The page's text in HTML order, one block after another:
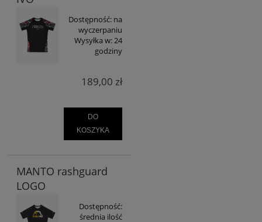
Dostępność: na
wyczerpaniu
Wysyłka w:24
godziny
189,00 zł
DO
KOSZYKA
MANTO rashguard
LOGO
Dostępność:
średnia ilość